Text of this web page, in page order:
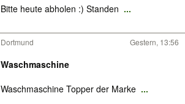
Bitte heute abholen :) Standen ...
Dortmund Gestern, 13:56
Waschmaschine
Waschmaschine Topper der Marke ...